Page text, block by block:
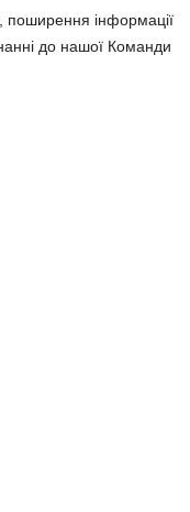
поширення інформації
до нашої Команди